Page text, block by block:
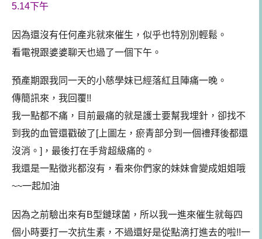
5.14下午
因為還沒有任何產兆就來催生，似乎也特別別輕鬆。
看電視跟婆婆聊天也過了一個下午。
預產期跟我同一天的小慈學妹已經落紅且陣痛一晚。
傳簡訊來，我回覆!!
我一點都不痛，目前最痛的就是護士要幫我埋針，卻找不
到我的血管還戳破了[上圖左，瘀青部分到一個禮拜後都還
沒消。]，最後打在手背超級痛的。
我還是一點徵兆都沒有，看來你們家的妹妹會變成姐姐哦
~~一起加油
因為之前驗出來有B型鏈球菌，所以我一進來催生就每四
個小時要打一次抗生素，不過還好是從點滴打進去的啦!!一